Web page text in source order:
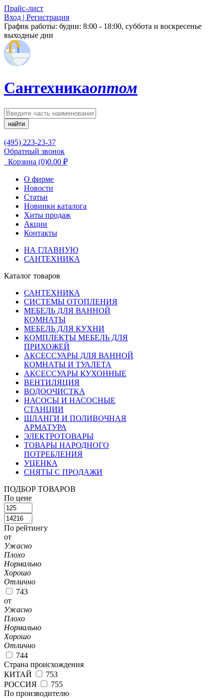
Прайс-лист
Вход | Регистрация
График работы: будни: 8:00 - 18:00, суббота и воскресенье
выходные дни
Сантехникаоптом
найти
(495) 223-23-37
Обратный звонок
Корзина (0)0.00 ₽
О фирме
Новости
Статьи
Новинки каталога
Хиты продаж
Акции
Контакты
НА ГЛАВНУЮ
САНТЕХНИКА
Каталог товаров
САНТЕХНИКА
СИСТЕМЫ ОТОПЛЕНИЯ
МЕБЕЛЬ ДЛЯ ВАННОЙ
КОМНАТЫ
МЕБЕЛЬ ДЛЯ КУХНИ
КОМПЛЕКТЫ МЕБЕЛЬ ДЛЯ
ПРИХОЖЕЙ
АКСЕССУАРЫ ДЛЯ ВАННОЙ
КОМНАТЫ И ТУАЛЕТА
АКСЕССУАРЫ КУХОННЫЕ
ВЕНТИЛЯЦИЯ
ВОДООЧИСТКА
НАСОСЫ И НАСОСНЫЕ
СТАНЦИИ
ШЛАНГИ И ПОЛИВОЧНАЯ
АРМАТУРА
ЭЛЕКТРОТОВАРЫ
ТОВАРЫ НАРОДНОГО
ПОТРЕБЛЕНИЯ
УЦЕНКА
СНЯТЫ С ПРОДАЖИ
ПОДБОР ТОВАРОВ
По цене
По рейтингу
от
Ужасно
Плохо
Нормально
Хорошо
Отлично
743
от
Ужасно
Плохо
Нормально
Хорошо
Отлично
744
Страна происхождения
КИТАЙ
753
РОССИЯ
755
По производителю